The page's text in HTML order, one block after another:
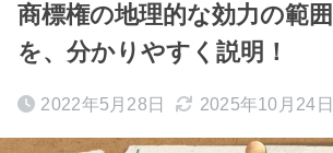
商標権の地理的な効力の範
を、分かりやすく説明！
2022年5月28日 2025年10月24日